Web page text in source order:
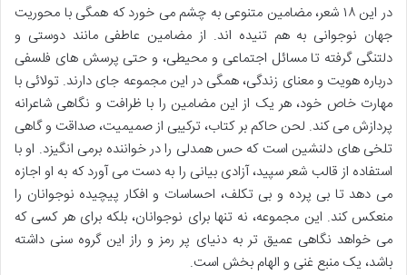
در این ۱۸ شعر، مضامین متنوعی به چشم می خورد که همگی با محوریت
جهان نوجوانی به هم تنیده اند. از مضامین عاطفی مانند دوستی و
دلتنگی گرفته تا مسائل اجتماعی و محیطی، و حتی پرسش های فلسفی
درباره هویت و معنای زندگی، همگی در این مجموعه جای دارند. تولائی با
مهارت خاص خود، هر یک از این مضامین را با ظرافت و نگاهی شاعرانه
پردازش می کند. لحن حاکم بر کتاب، ترکیبی از صمیمیت، صداقت و گاهی
تلخی های دلنشین است که حس همدلی را در خواننده برمی انگیزد. او با
استفاده از قالب شعر سپید، آزادی بیانی را به دست می آورد که به او اجازه
می دهد تا بی پرده و بی تکلف، احساسات و افکار پیچیده نوجوانان را
منعکس کند. این مجموعه، نه تنها برای نوجوانان، بلکه برای هر کسی که
می خواهد نگاهی عمیق تر به دنیای پر رمز و راز این گروه سنی داشته
باشد، یک منبع غنی و الهام بخش است.